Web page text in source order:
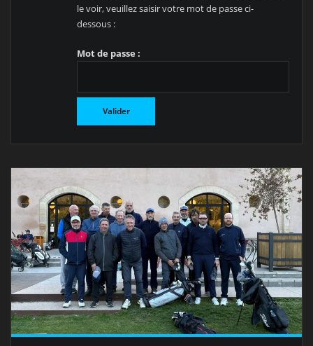
le voir, veuillez saisir votre mot de passe ci-
dessous :
Mot de passe :